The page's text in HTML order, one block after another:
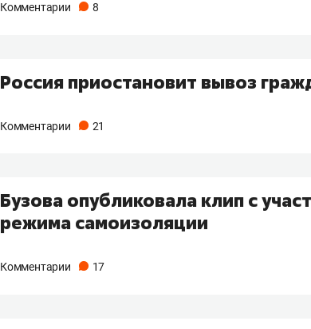
Комментарии 8
Россия приостановит вывоз
Комментарии 21
Бузова опубликовала клип с
режима самоизоляции
Комментарии 17